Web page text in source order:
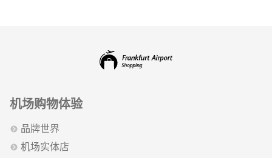
机场购物体验
品牌世界
机场实体店